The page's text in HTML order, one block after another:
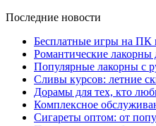
Последние новости
Бесплатные игры на ПК
Романтические лакорны
Популярные лакорны с
Сливы курсов: летние
Дорамы для тех, кто
Комплексное
Сигареты оптом: от